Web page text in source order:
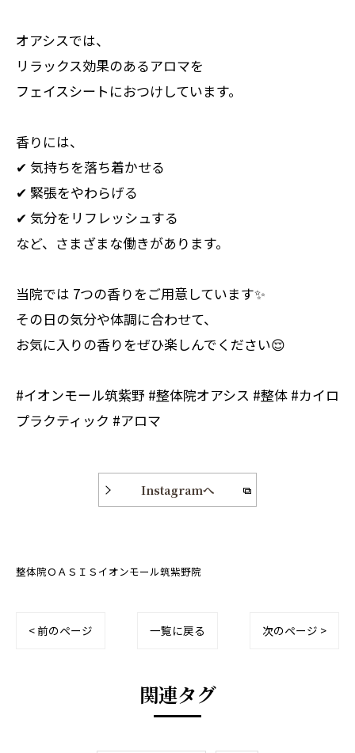
オアシスでは、
リラックス効果のあるアロマを
フェイスシートにおつけしています。
香りには、
✔ 気持ちを落ち着かせる
✔ 緊張をやわらげる
✔ 気分をリフレッシュする
など、さまざまな働きがあります。
当院では 7つの香りをご用意しています✨
その日の気分や体調に合わせて、
お気に入りの香りをぜひ楽しんでください😌
#イオンモール筑紫野 #整体院オアシス #整体 #カイロ
プラクティック #アロマ
Instagramへ
整体院ＯＡＳＩＳイオンモール筑紫野院
< 前のページ 一覧に戻る 次のページ >
関連タグ